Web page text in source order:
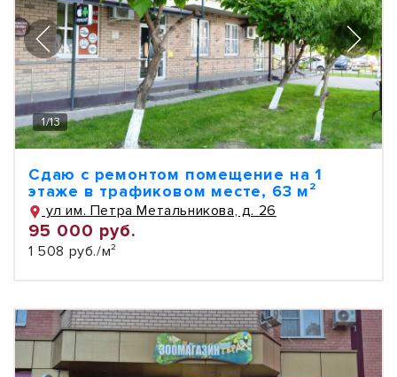
1/13
Сдаю с ремонтом помещение на 1
этаже в трафиковом месте, 63 м²
ул им. Петра Метальникова, д. 26
95 000 руб.
1 508 руб./м²